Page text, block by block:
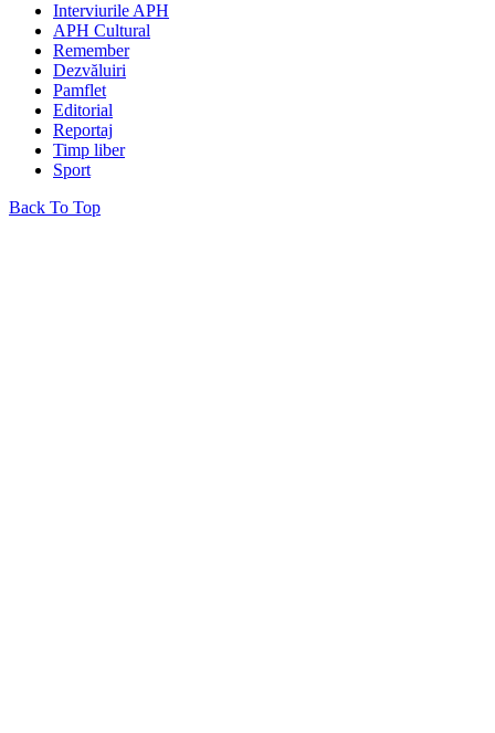
Interviurile APH
APH Cultural
Remember
Dezvăluiri
Pamflet
Editorial
Reportaj
Timp liber
Sport
Back To Top